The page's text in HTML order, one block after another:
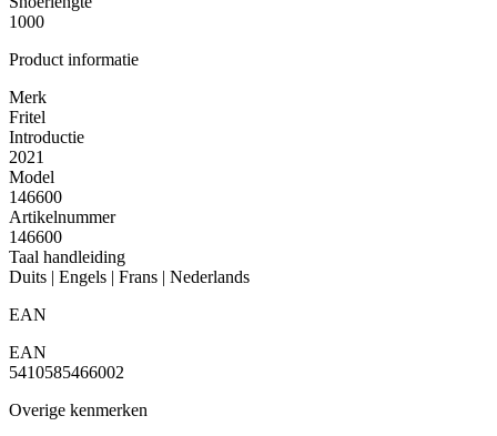
1000
Product informatie
Merk
Fritel
Introductie
2021
Model
146600
Artikelnummer
146600
Taal handleiding
Duits | Engels | Frans | Nederlands
EAN
EAN
5410585466002
Overige kenmerken